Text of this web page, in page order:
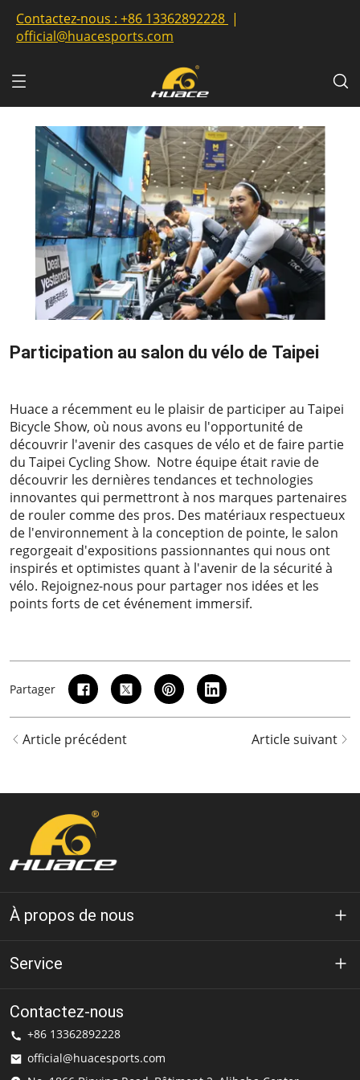
Contactez-nous : +86 13362892228 |
official@huacesports.com
Participation au salon du vélo de Taipei
Huace a récemment eu le plaisir de participer au Taipei
Bicycle Show, où nous avons eu l'opportunité de
découvrir l'avenir des casques de vélo et de faire partie
du Taipei Cycling Show. Notre équipe était ravie de
découvrir les dernières tendances et technologies
innovantes qui permettront à nos marques partenaires
de rouler comme des pros. Des matériaux respectueux
de l'environnement à la conception de pointe, le salon
regorgeait d'expositions passionnantes qui nous ont
inspirés et optimistes quant à l'avenir de la sécurité à
vélo. Rejoignez-nous pour partager nos idées et les
points forts de cet événement immersif.
Partager
Article précédent Article suivant
À propos de nous
À propos de Huace
Solution
Service
politique de confidentialité
Conditions d'utilisation
Service de livraison
Contactez-nous
+86 13362892228
official@huacesports.com